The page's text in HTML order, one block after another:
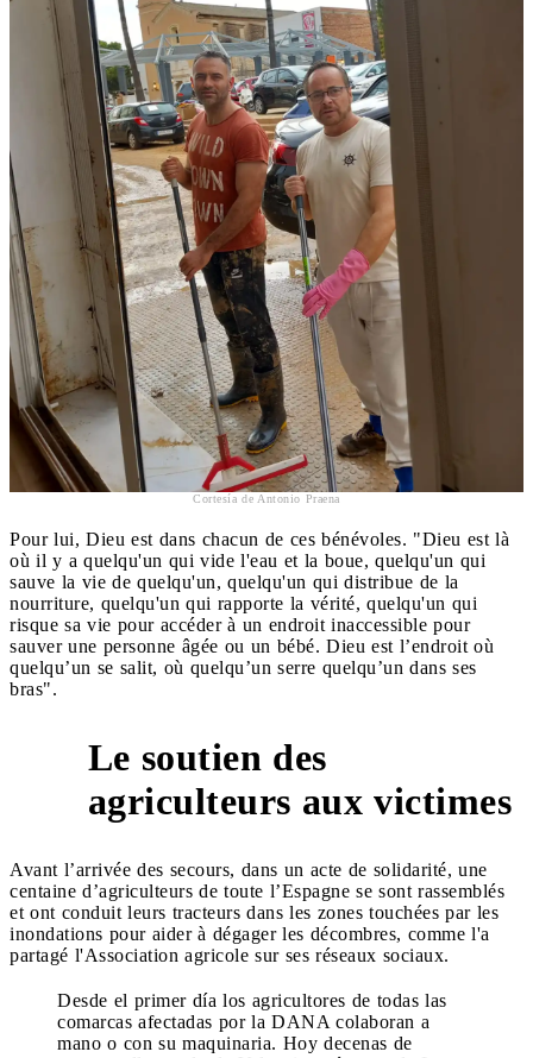
Cortesía de Antonio Praena
Pour lui, Dieu est dans chacun de ces bénévoles. "Dieu est là
où il y a quelqu'un qui vide l'eau et la boue, quelqu'un qui
sauve la vie de quelqu'un, quelqu'un qui distribue de la
nourriture, quelqu'un qui rapporte la vérité, quelqu'un qui
risque sa vie pour accéder à un endroit inaccessible pour
sauver une personne âgée ou un bébé. Dieu est l’endroit où
quelqu’un se salit, où quelqu’un serre quelqu’un dans ses
bras".
Le soutien des
agriculteurs aux victimes
Avant l’arrivée des secours, dans un acte de solidarité, une
centaine d’agriculteurs de toute l’Espagne se sont rassemblés
et ont conduit leurs tracteurs dans les zones touchées par les
inondations pour aider à dégager les décombres, comme l'a
partagé l'Association agricole sur ses réseaux sociaux.
Desde el primer día los agricultores de todas las
comarcas afectadas por la DANA colaboran a
mano o con su maquinaria. Hoy decenas de